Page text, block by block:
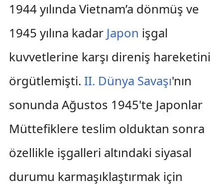
1944 yılında Vietnam’a dönmüş ve
1945 yılına kadar Japon işgal
kuvvetlerine karşı direniş hareketini
örgütlemişti. II. Dünya Savaşı'nın
sonunda Ağustos 1945'te Japonlar
Müttefiklere teslim olduktan sonra
özellikle işgalleri altındaki siyasal
durumu karmaşıklaştırmak için